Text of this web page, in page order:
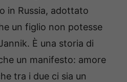
in Russia, adottato
un figlio non potesse
È una storia di
un manifesto: amore
tra i due ci sia un